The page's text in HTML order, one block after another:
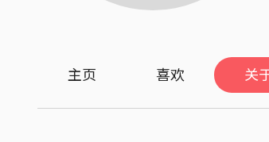
主页 喜欢 关